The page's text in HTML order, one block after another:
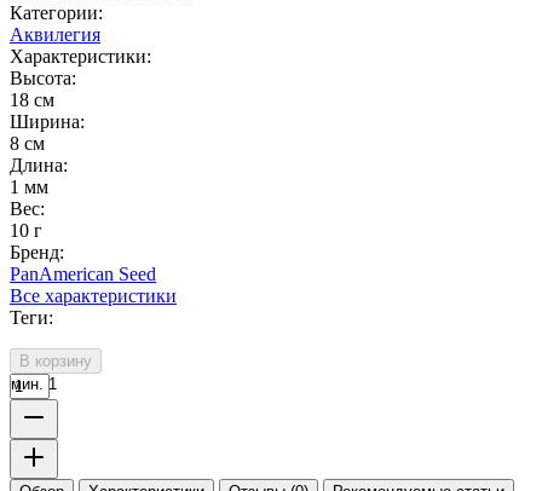
Категории:
Аквилегия
Характеристики:
Высота:
18 см
Ширина:
8 см
Длина:
1 мм
Вес:
10 г
Бренд:
PanAmerican Seed
Все характеристики
Теги:
В корзину
мин. 1